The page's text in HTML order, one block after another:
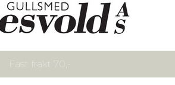
Fast frakt 70,-